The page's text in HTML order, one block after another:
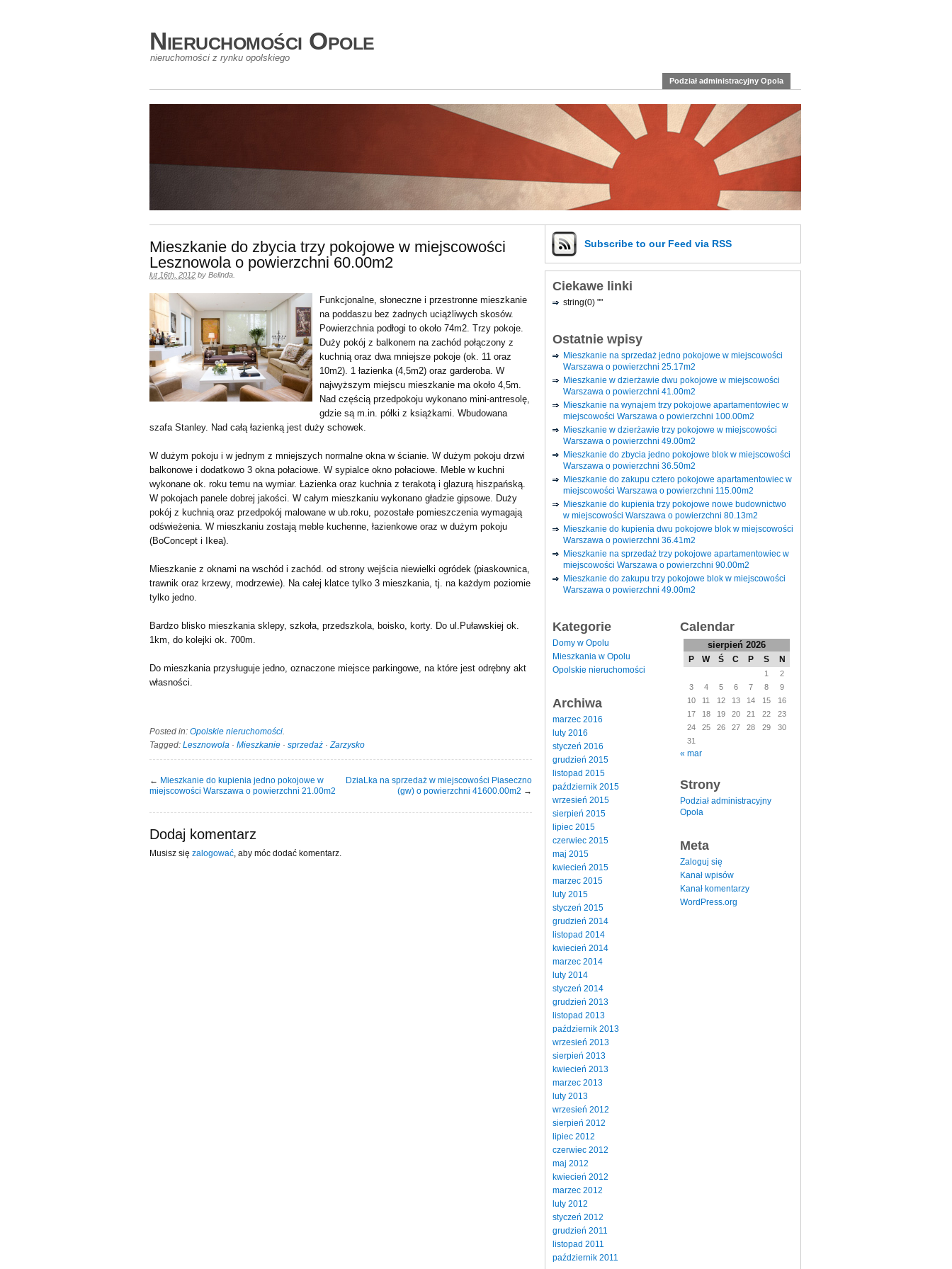
Nieruchomości Opole
nieruchomości z rynku opolskiego
Podział administracyjny Opola
Mieszkanie do zbycia trzy pokojowe w miejscowości
Lesznowola o powierzchni 60.00m2
lut 16th, 2012 by Belinda
Funkcjonalne, słoneczne i przestronne mieszkanie
na poddaszu bez żadnych uciążliwych skosów.
Powierzchnia podłogi to około 74m2. Trzy pokoje.
Duży pokój z balkonem na zachód połączony z
kuchnią oraz dwa mniejsze pokoje (ok. 11 oraz
10m2). 1 łazienka (4,5m2) oraz garderoba. W
najwyższym miejscu mieszkanie ma około 4,5m.
Nad częścią przedpokoju wykonano mini-antresolę,
gdzie są m.in. półki z książkami. Wbudowana
szafa Stanley. Nad całą łazienką jest duży schowek.
W dużym pokoju i w jednym z mniejszych normalne okna w ścianie. W dużym pokoju drzwi
balkonowe i dodatkowo 3 okna połaciowe. W sypialce okno połaciowe. Meble w kuchni
wykonane ok. roku temu na wymiar. Łazienka oraz kuchnia z terakotą i glazurą hiszpańską.
W pokojach panele dobrej jakości. W całym mieszkaniu wykonano gładzie gipsowe. Duży
pokój z kuchnią oraz przedpokój malowane w ub.roku, pozostałe pomieszczenia wymagają
odświeżenia. W mieszkaniu zostają meble kuchenne, łazienkowe oraz w dużym pokoju
(BoConcept i Ikea).
Mieszkanie z oknami na wschód i zachód. od strony wejścia niewielki ogródek (piaskownica,
trawnik oraz krzewy, modrzewie). Na całej klatce tylko 3 mieszkania, tj. na każdym poziomie
tylko jedno.
Bardzo blisko mieszkania sklepy, szkoła, przedszkola, boisko, korty. Do ul.Puławskiej ok.
1km, do kolejki ok. 700m.
Do mieszkania przysługuje jedno, oznaczone miejsce parkingowe, na które jest odrębny akt
własności.
Posted in: Opolskie nieruchomości.
Tagged: Lesznowola · Mieszkanie · sprzedaż ·Zarzysko
← Mieszkanie do kupienia jedno pokojowe w
miejscowości Warszawa o powierzchni 21.00m2
DziaLka na sprzedaż w miejscowości Piaseczno
(gw) o powierzchni 41600.00m2 →
Dodaj komentarz
Musisz się zalogować , aby móc dodać komentarz.
Subscribe to our Feed via RSS
Ciekawe linki
string(0) ""
Ostatnie wpisy
Mieszkanie na sprzedaż jedno pokojowe w miejscowości
Warszawa o powierzchni 25.17m2
Mieszkanie w dzierżawie dwu pokojowe w miejscowości
Warszawa o powierzchni 41.00m2
Mieszkanie na wynajem trzy pokojowe apartamentowiec w
miejscowości Warszawa o powierzchni 100.00m2
Mieszkanie w dzierżawie trzy pokojowe w miejscowości
Warszawa o powierzchni 49.00m2
Mieszkanie do zbycia jedno pokojowe blok w miejscowości
Warszawa o powierzchni 36.50m2
Mieszkanie do zakupu cztero pokojowe apartamentowiec w
miejscowości Warszawa o powierzchni 115.00m2
Mieszkanie do kupienia trzy pokojowe nowe budownictwo
w miejscowości Warszawa o powierzchni 80.13m2
Mieszkanie do kupienia dwu pokojowe blok w miejscowości
Warszawa o powierzchni 36.41m2
Mieszkanie na sprzedaż trzy pokojowe apartamentowiec w
miejscowości Warszawa o powierzchni 90.00m2
Mieszkanie do zakupu trzy pokojowe blok w miejscowości
Warszawa o powierzchni 49.00m2
Kategorie
Domy w Opolu
Mieszkania w Opolu
Opolskie nieruchomości
Archiwa
marzec 2016
luty 2016
styczeń 2016
grudzień 2015
listopad 2015
październik 2015
wrzesień 2015
sierpień 2015
lipiec 2015
czerwiec 2015
maj 2015
kwiecień 2015
marzec 2015
luty 2015
styczeń 2015
grudzień 2014
listopad 2014
kwiecień 2014
marzec 2014
luty 2014
styczeń 2014
grudzień 2013
listopad 2013
październik 2013
wrzesień 2013
sierpień 2013
kwiecień 2013
marzec 2013
luty 2013
wrzesień 2012
sierpień 2012
lipiec 2012
czerwiec 2012
maj 2012
kwiecień 2012
marzec 2012
luty 2012
styczeń 2012
grudzień 2011
listopad 2011
październik 2011
Calendar
sierpień 2026
P W Ś C P S N
1
2
3
4 5 6 7 8
9
10
11 12 13 14 15
16
17
18 19 20 21 22
23
24
25 26 27 28 29
30
31
« mar
Strony
Podział administracyjny
Opola
Meta
Zaloguj się
Kanał wpisów
Kanał komentarzy
WordPress.org